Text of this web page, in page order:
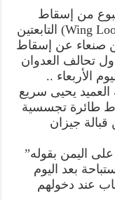
الثالثة
للعدوان
في
ظرف
مغلقة
من إسقاط
طائرتي الاباتشي و الاستطلاعية ( Wing Loong) التابعتين
صنعاء عن إسقاط
تحالف العدوان
الأربعاء ..
العميد يحيى سريع
طائرة تجسسية
جيزان
اليمن بقوله”
بعد اليوم
عند دخولهم